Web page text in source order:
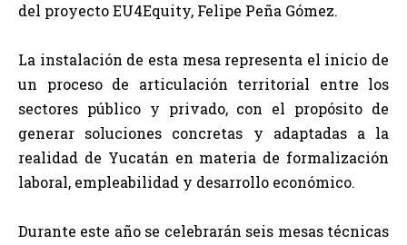
del proyecto EU4Equity, Felipe Peña Gómez.
La instalación de esta mesa representa el inicio de
un proceso de articulación territorial entre los
sectores público y privado, con el propósito de
generar soluciones concretas y adaptadas a la
realidad de Yucatán en materia de formalización
laboral, empleabilidad y desarrollo económico.
Durante este año se celebrarán seis mesas técnicas